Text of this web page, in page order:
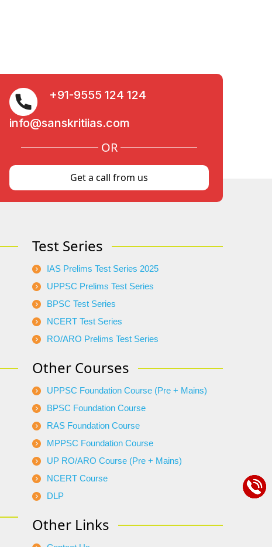
+91-9555 124 124
info@sanskritiias.com
OR
Get a call from us
Test Series
IAS Prelims Test Series 2025
UPPSC Prelims Test Series
BPSC Test Series
NCERT Test Series
RO/ARO Prelims Test Series
Other Courses
UPPSC Foundation Course (Pre + Mains)
BPSC Foundation Course
RAS Foundation Course
MPPSC Foundation Course
UP RO/ARO Course (Pre + Mains)
NCERT Course
DLP
Other Links